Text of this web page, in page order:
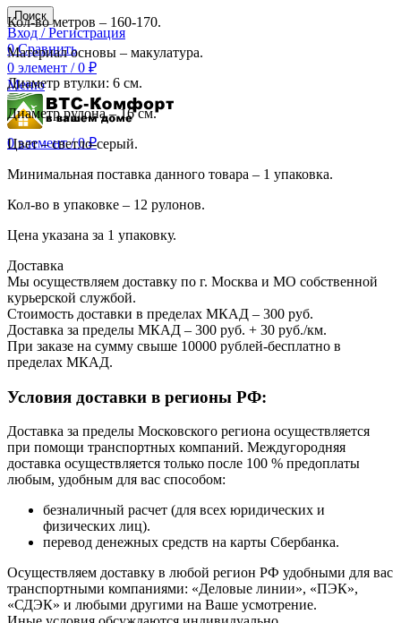
Поиск
Вход / Регистрация
0 Сравнить
0 элемент / 0 ₽
Меню
0элемент / 0₽
Кол-во метров – 160-170.
Материал основы – макулатура.
Диаметр втулки: 6 см.
Диаметр рулона – 16 см.
Цвет – светло-серый.
Минимальная поставка данного товара – 1 упаковка.
Кол-во в упаковке – 12 рулонов.
Цена указана за 1 упаковку.
Доставка
Мы осуществляем доставку по г. Москва и МО собственной
курьерской службой.
Стоимость доставки в пределах МКАД – 300 руб.
Доставка за пределы МКАД – 300 руб. + 30 руб./км.
При заказе на сумму свыше 10000 рублей-бесплатно в
пределах МКАД.
Условия доставки в регионы РФ:
Доставка за пределы Московского региона осуществляется
при помощи транспортных компаний. Междугородняя
доставка осуществляется только после 100 % предоплаты
любым, удобным для вас способом:
безналичный расчет (для всех юридических и
физических лиц).
перевод денежных средств на карты Сбербанка.
Осуществляем доставку в любой регион РФ удобными для вас
транспортными компаниями: «Деловые линии», «ПЭК»,
«СДЭК» и любыми другими на Ваше усмотрение.